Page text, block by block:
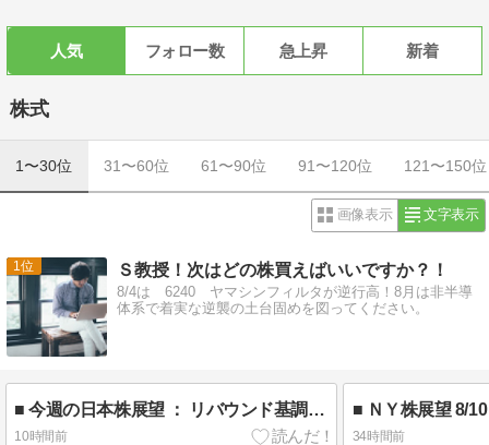
人気 フォロー数 急上昇 新着
株式
1〜30位 31〜60位 61〜90位 91〜120位 121〜150位
画像表示 文字表示
1 Ｓ教授！次はどの株買えばいいですか？！
8/4は 6240 ヤマシンフィルタが逆行高！8月は非半導
体系で着実な逆襲の土台固めを図ってください。
■ 今週の日本株展望 ： リバウンド基調継続 ± 半導体株需給
10時間前 34時間前